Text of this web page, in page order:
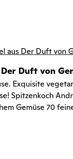
Duft von
Exquisite
Spitzenkoch
Gemüse 70